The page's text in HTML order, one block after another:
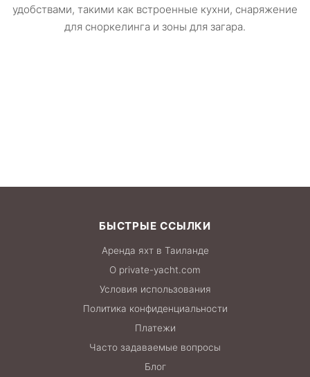
удобствами, такими как встроенные кухни, снаряжение
для сноркелинга и зоны для загара.
БЫСТРЫЕ ССЫЛКИ
Аренда яхт в Таиланде
О private-yacht.com
Условия использования
Политика конфиденциальности
Платежи
Часто задаваемые вопросы
Блог